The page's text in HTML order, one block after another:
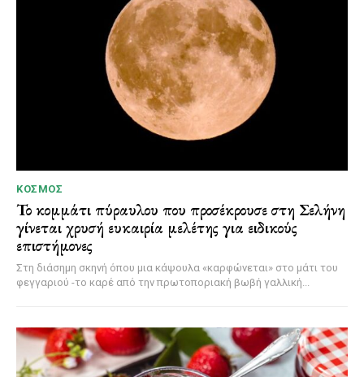
ΚΌΣΜΟΣ
Το κομμάτι πύραυλου που προσέκρουσε στη Σελήνη
γίνεται χρυσή ευκαιρία μελέτης για ειδικούς
επιστήμονες
Στη διάσημη σκηνή όπου μια κάψουλα «καρφώνεται» στο μάτι του
φεγγαριού -το καρέ από την πρωτοποριακή βωβή γαλλική...